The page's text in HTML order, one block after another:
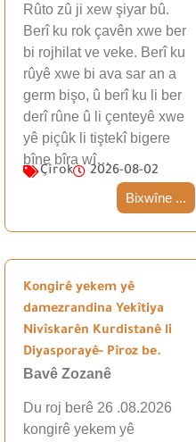
Rûto zû ji xew şiyar bû.
Berî ku rok çavên xwe ber
bi rojhilat ve veke. Berî ku
rûyê xwe bi ava sar an a
germ bişo, û berî ku li ber
derî rûne û li çenteyê xwe
yê piçûk li tiştekî bigere
bîne bîra wî…
Çîrok 2026-08-02
Bixwîne ...
Kongirê yekem yê
damezrandina Yekîtiya
Nivîskarên Kurdistanê li
Diyasporayê- Pîroz be.
Bavê Zozanê
Du roj berê 26 .08.2026
kongirê yekem yê